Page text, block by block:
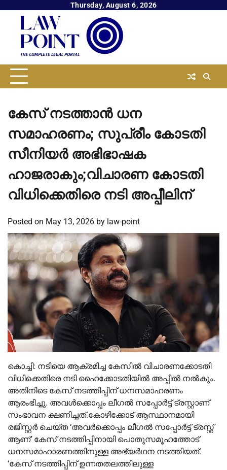
content
Thursday, August 6, 2026
കേസ് നടത്താന്‍ ധന
സമാഹരണം; സുപ്രീം കോടതി
സീനിയര്‍ അഭിഭാഷക
ഹാജരാകും;വിചാരണ കോടതി
വിധിക്കെതിരെ നടി അപ്പീലിന്
Posted on May 13, 2026 by law-point
കൊച്ചി: നടിയെ ആക്രമിച്ച കേസില്‍ വിചാരണക്കോടതി
വിധിക്കെതിരെ നടി ഹൈക്കോടതിയില്‍ അപ്പീല്‍ നല്‍കും.
അതിനിടെ കേസ് നടത്തിപ്പിന് ധനസമാഹരണം
ആരംഭിച്ചു. അവള്‍ക്കൊപ്പം ലീഗല്‍ സപ്പോര്‍ട്ട് ട്രസ്റ്റാണ്
സംഭാവന ക്ഷണിച്ചത്.കോഴിക്കോട് ആസ്ഥാനമായി
രജിസ്റ്റര്‍ ചെയ്ത ‘അവര്‍ക്കൊപ്പം ലീഗല്‍ സപ്പോര്‍ട്ട് ട്രസ്റ്റ്
ആണ്’ കേസ് നടത്തിപ്പിനായി പൊതുസമൂഹത്തോട്
ധനസമാഹാരണത്തിനുള്ള അഭ്യര്‍ഥന നടത്തിയത്.
‘കേസ് നടത്തിപ്പിന് ഉന്നതതലത്തിലുള്ള